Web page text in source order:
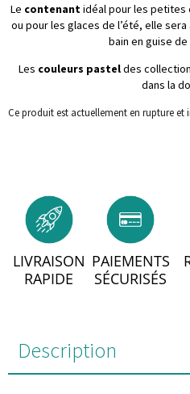
Le contenantidéal pour les petites
ou pour les glaces de l’été, elle
bain en guise
Les couleurs pasteldes
dans la
Ce produit est actuellement en rupture et
LIVRAISON
RAPIDE
PAIEMENTS
SÉCURISÉS
Description